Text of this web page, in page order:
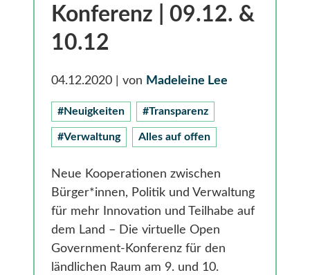
Konferenz | 09.12. &
10.12
04.12.2020 | von Madeleine Lee
#Neuigkeiten #Transparenz
#Verwaltung Alles auf offen
Neue Kooperationen zwischen
Bürger*innen, Politik und Verwaltung
für mehr Innovation und Teilhabe auf
dem Land – Die virtuelle Open
Government-Konferenz für den
ländlichen Raum am 9. und 10.